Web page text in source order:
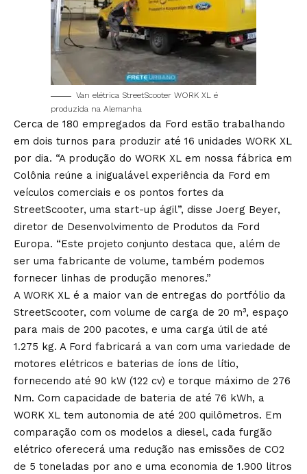
Van elétrica StreetScooter WORK XL é
produzida na Alemanha
Cerca de 180 empregados da Ford estão trabalhando
em dois turnos para produzir até 16 unidades WORK XL
por dia. “A produção do WORK XL em nossa fábrica em
Colônia reúne a inigualável experiência da Ford em
veículos comerciais e os pontos fortes da
StreetScooter, uma start-up ágil”, disse Joerg Beyer,
diretor de Desenvolvimento de Produtos da Ford
Europa. “Este projeto conjunto destaca que, além de
ser uma fabricante de volume, também podemos
fornecer linhas de produção menores.”
A WORK XL é a maior van de entregas do portfólio da
StreetScooter, com volume de carga de 20 m³, espaço
para mais de 200 pacotes, e uma carga útil de até
1.275 kg. A Ford fabricará a van com uma variedade de
motores elétricos e baterias de íons de lítio,
fornecendo até 90 kW (122 cv) e torque máximo de 276
Nm. Com capacidade de bateria de até 76 kWh, a
WORK XL tem autonomia de até 200 quilômetros. Em
comparação com os modelos a diesel, cada furgão
elétrico oferecerá uma redução nas emissões de CO2
de 5 toneladas por ano e uma economia de 1.900 litros